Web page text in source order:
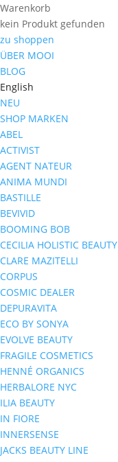
Warenkorb
kein Produkt gefunden
zu shoppen
ÜBER MOOI
BLOG
English
NEU
SHOP MARKEN
ABEL
ACTIVIST
AGENT NATEUR
ANIMA MUNDI
BASTILLE
BEVIVID
BOOMING BOB
CECILIA HOLISTIC BEAUTY
CLARE MAZITELLI
CORPUS
COSMIC DEALER
DEPURAVITA
ECO BY SONYA
EVOLVE BEAUTY
FRAGILE COSMETICS
HENNÉ ORGANICS
HERBALORE NYC
ILIA BEAUTY
IN FIORE
INNERSENSE
JACKS BEAUTY LINE